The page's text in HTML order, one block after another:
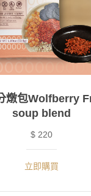
燉包Wolfberry
soup blend
$ 220
立即購買